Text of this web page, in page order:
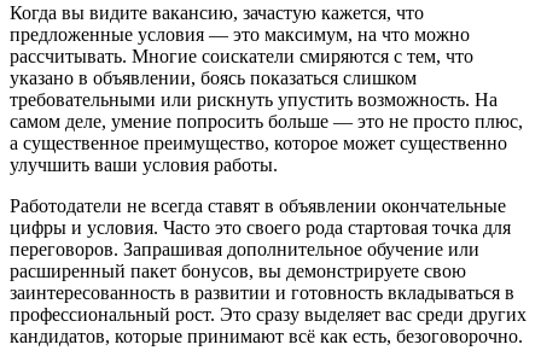
Когда вы видите вакансию, зачастую кажется, что
предложенные условия — это максимум, на что можно
рассчитывать. Многие соискатели смиряются с тем, что
указано в объявлении, боясь показаться слишком
требовательными или рискнуть упустить возможность. На
самом деле, умение попросить больше — это не просто плюс,
а существенное преимущество, которое может существенно
улучшить ваши условия работы.
Работодатели не всегда ставят в объявлении окончательные
цифры и условия. Часто это своего рода стартовая точка для
переговоров. Запрашивая дополнительное обучение или
расширенный пакет бонусов, вы демонстрируете свою
заинтересованность в развитии и готовность вкладываться в
профессиональный рост. Это сразу выделяет вас среди других
кандидатов, которые принимают всё как есть, безоговорочно.